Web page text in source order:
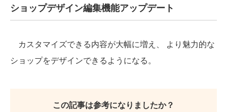
ショップデザイン編集機能アップデート
カスタマイズできる内容が大幅に増え、 より魅力的な
ショップをデザインできるようになる。
この記事は参考になりましたか？